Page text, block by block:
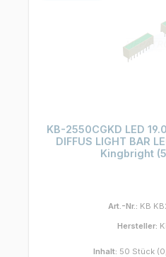
KB-2550CGKD LED
DIFFUS LIGHT BAR
Kingbright
Art.-Nr.: KB
Hersteller:
Inhalt: 50 Stück